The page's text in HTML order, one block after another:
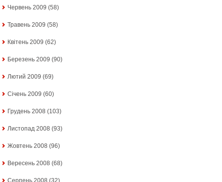
Червень 2009 (58)
Травень 2009 (58)
Квітень 2009 (62)
Березень 2009 (90)
Лютий 2009 (69)
Січень 2009 (60)
Грудень 2008 (103)
Листопад 2008 (93)
Жовтень 2008 (96)
Вересень 2008 (68)